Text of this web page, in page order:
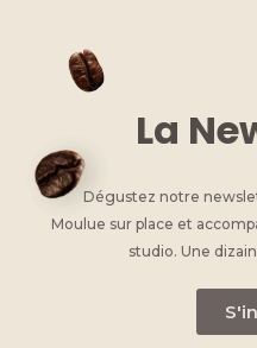
La
Dégustez notre
Moulue sur place et
studio. Une